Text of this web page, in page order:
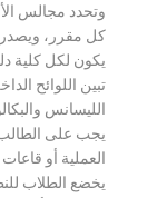
وتحدد مجالس
كل مقرر، ويصدر
يكون لكل كلية
تبين اللوائح
الليسانس
يجب على الطالب
العملية أو قاعات
يخضع الطلاب